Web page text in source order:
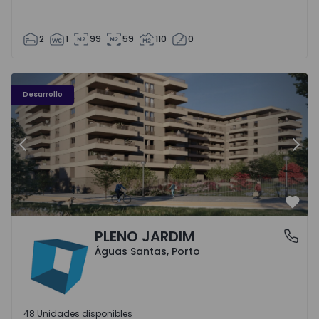
2 1 99 59 110 0
Desarrollo
PLENO JARDIM - 3
Anterior
Águas Santas, PortoPLENO JARDIM
Águas Santas, Porto
48 Unidades disponibles